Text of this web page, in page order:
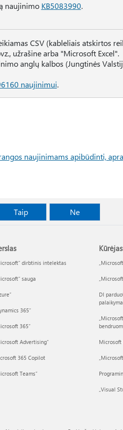
naujinimo KB5083990.
CSV (kableliais atskirtos
užrašine arba "Microsoft Excel".
anglų kalbos (Jungtinės
naujinimui.
naujinimams apibūdinti,
Taip Ne
dirbtinis intelektas
sauga
365“
365“
Advertising“
365 Copilot
Teams“
DI
„Visual